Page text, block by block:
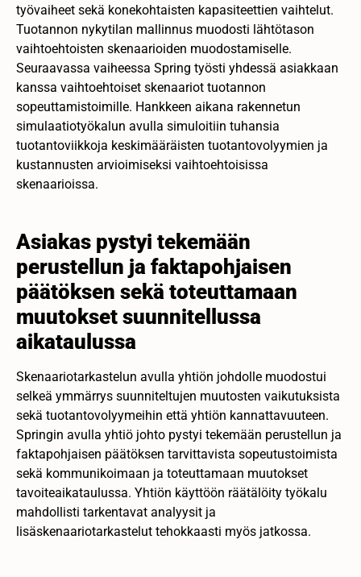
työvaiheet sekä konekohtaisten kapasiteettien vaihtelut.
Tuotannon nykytilan mallinnus muodosti lähtötason
vaihtoehtoisten skenaarioiden muodostamiselle.
Seuraavassa vaiheessa Spring työsti yhdessä asiakkaan
kanssa vaihtoehtoiset skenaariot tuotannon
sopeuttamistoimille. Hankkeen aikana rakennetun
simulaatiotyökalun avulla simuloitiin tuhansia
tuotantoviikkoja keskimääräisten tuotantovolyymien ja
kustannusten arvioimiseksi vaihtoehtoisissa
skenaarioissa.
Asiakas pystyi tekemään
perustellun ja faktapohjaisen
päätöksen sekä toteuttamaan
muutokset suunnitellussa
aikataulussa
Skenaariotarkastelun avulla yhtiön johdolle muodostui
selkeä ymmärrys suunniteltujen muutosten vaikutuksista
sekä tuotantovolyymeihin että yhtiön kannattavuuteen.
Springin avulla yhtiö johto pystyi tekemään perustellun ja
faktapohjaisen päätöksen tarvittavista sopeutustoimista
sekä kommunikoimaan ja toteuttamaan muutokset
tavoiteaikataulussa. Yhtiön käyttöön räätälöity työkalu
mahdollisti tarkentavat analyysit ja
lisäskenaariotarkastelut tehokkaasti myös jatkossa.